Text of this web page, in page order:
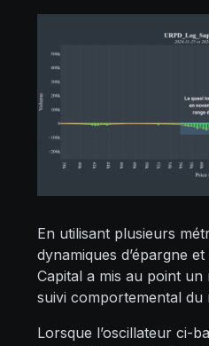
En utilisant plusieurs
dynamiques d’épargne
Capital a mis au point un
suivi comportemental du
Lorsque l’oscillateur ci-